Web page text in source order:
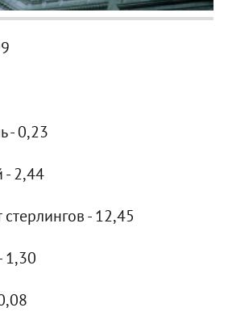
- 0,23
- 2,44
- 12,45
1,30